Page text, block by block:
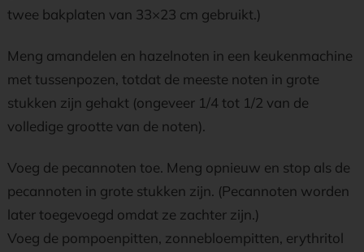
twee bakplaten van 33×23 cm gebruikt.)
Meng amandelen en hazelnoten in een keukenmachine
met tussenpozen, totdat de meeste noten in grote
stukken zijn gehakt (ongeveer 1/4 tot 1/2 van de
volledige grootte van de noten).
Voeg de pecannoten toe. Meng opnieuw en stop als de
pecannoten in grote stukken zijn. (Pecannoten worden
later toegevoegd omdat ze zachter zijn.)
Voeg de pompoenpitten, zonnebloempitten, erythritol